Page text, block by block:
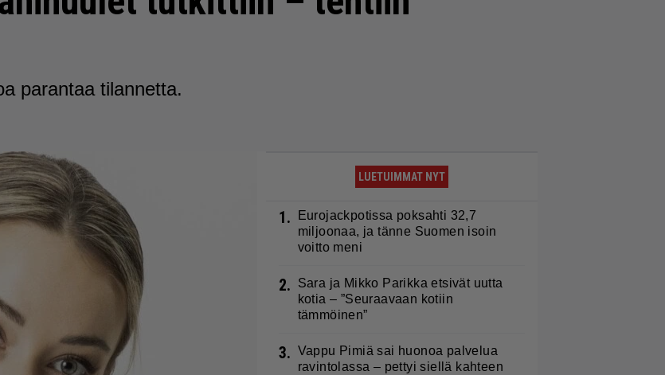
parantaa tilannetta.
LUETUIMMAT NYT
1.
Eurojackpotissa poksahti 32,7
miljoonaa, ja tänne Suomen isoin
voitto meni
2.
Sara ja Mikko Parikka etsivät uutta
kotia – ”Seuraavaan kotiin
tämmöinen”
3. Vappu Pimiä sai huonoa palvelua
ravintolassa – pettyi siellä kahteen